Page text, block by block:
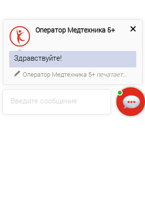
Введите сообщение
Оператор Медтехника 5+
Здравствуйте!
Оператор Медтехника 5+ печатает...